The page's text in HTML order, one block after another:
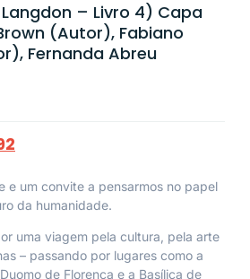
– Livro 4) Capa
(Autor), Fabiano
Fernanda Abreu
e um convite a pensarmos no papel
da humanidade.
uma viagem pela cultura, pela arte
– passando por lugares como a
de Florença e a Basílica de